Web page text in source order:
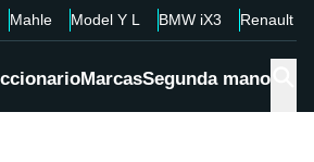
Mahle Model Y L BMW iX3 Renault
MarcasSegunda mano